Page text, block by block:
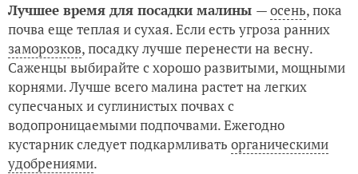
Лучшее время для посадки малины —осень, пока
почва еще теплая и сухая. Если есть угроза ранних
заморозков, посадку лучше перенести на весну.
Саженцы выбирайте с хорошо развитыми, мощными
корнями. Лучше всего малина растет на легких
супесчаных и суглинистых почвах с
водопроницаемыми подпочвами. Ежегодно
кустарник следует подкармливать органическими
удобрениями.